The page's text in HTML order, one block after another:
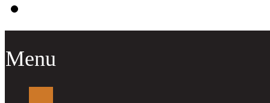
Menu